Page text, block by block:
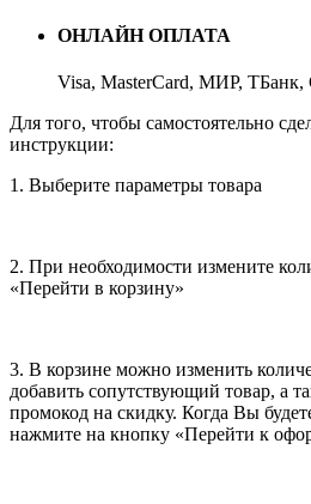
ОНЛАЙН ОПЛАТА
Visa, MasterCard, МИР,
Для того, чтобы самостоятельно
инструкции:
1. Выберите параметры товара
2. При необходимости измените
«Перейти в корзину»
3. В корзине можно изменить
добавить сопутствующий товар, а
промокод на скидку. Когда Вы
нажмите на кнопку «Перейти к